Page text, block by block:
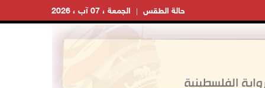
الجمعة ، 07 آب ، 2026 حالة الطقس